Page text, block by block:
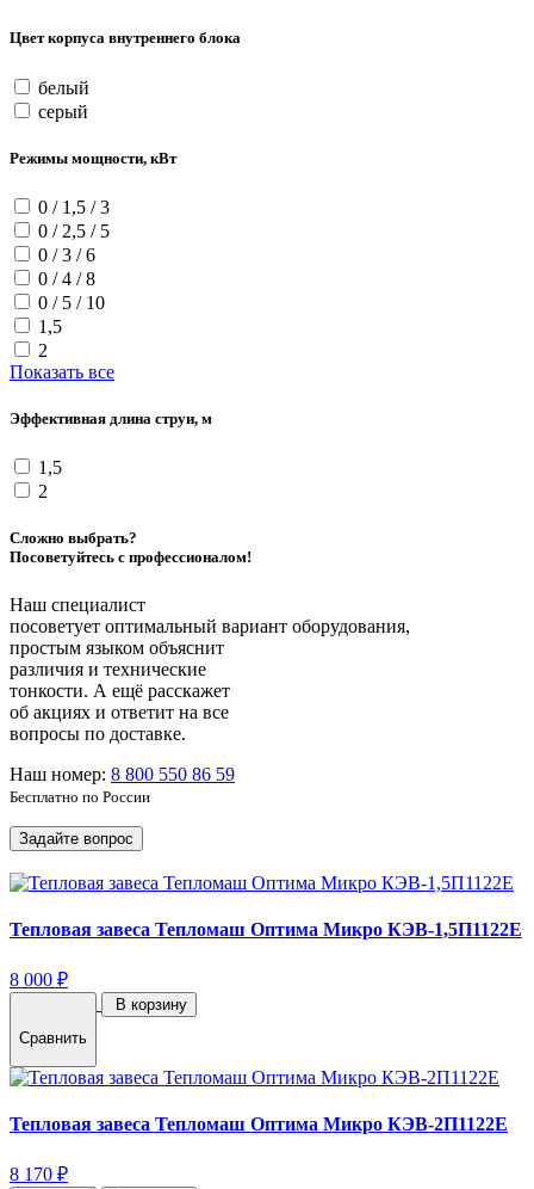
Цвет корпуса внутреннего блока
белый
серый
Режимы мощности, кВт
0 / 1,5 / 3
0 / 2,5 / 5
0 / 3 / 6
0 / 4 / 8
0 / 5 / 10
1,5
2
Показать все
Эффективная длина струи, м
1,5
2
Сложно выбрать?
Посоветуйтесь с профессионалом!
Наш специалист
посоветует оптимальный вариант оборудования,
простым языком объяснит
различия и технические
тонкости. А ещё расскажет
об акциях и ответит на все
вопросы по доставке.
Наш номер: 8 800 550 86 59
Бесплатно по России
Задайте вопрос
Тепловая завеса Тепломаш Оптима Микро КЭВ-1,5П1122Е
8 000 ₽
Сравнить
В корзину
Тепловая завеса Тепломаш Оптима Микро КЭВ-2П1122Е
8 170 ₽